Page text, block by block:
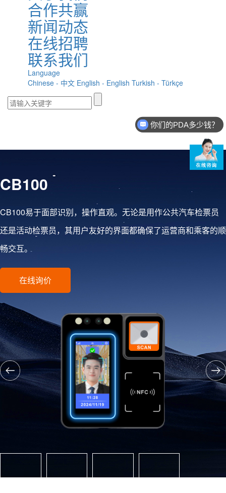
合作共赢
新闻动态
在线招聘
联系我们
Language
Chinese - 中文 English - English Turkish - Türkçe
CB100
CB100易于面部识别，操作直观。无论是用作公共汽车检票员
还是活动检票员，其用户友好的界面都确保了运营商和乘客的顺
畅交互。
在线询价
你们的PDA多少钱？